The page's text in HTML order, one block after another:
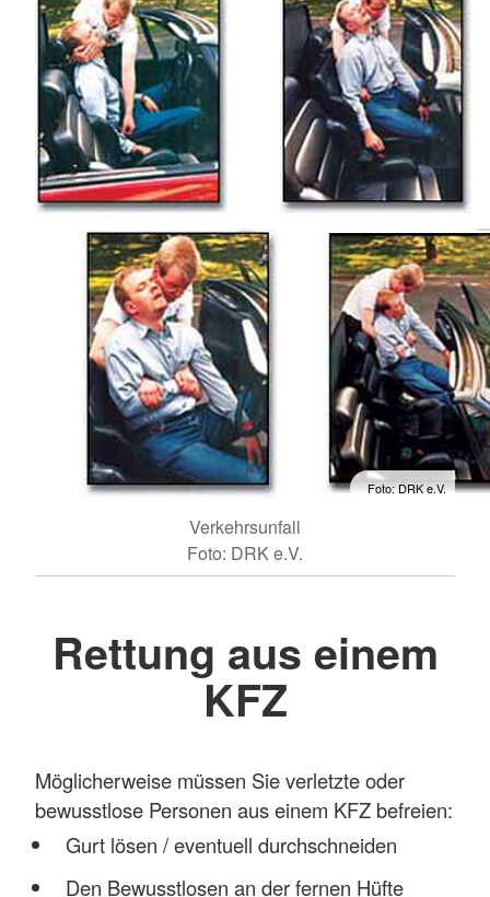
Foto: DRK e.V.
Verkehrsunfall
Foto: DRK e.V.
Rettung aus einem
KFZ
Möglicherweise müssen Sie verletzte oder
bewusstlose Personen aus einem KFZ befreien:
Gurt lösen / eventuell durchschneiden
Den Bewusstlosen an der fernen Hüfte